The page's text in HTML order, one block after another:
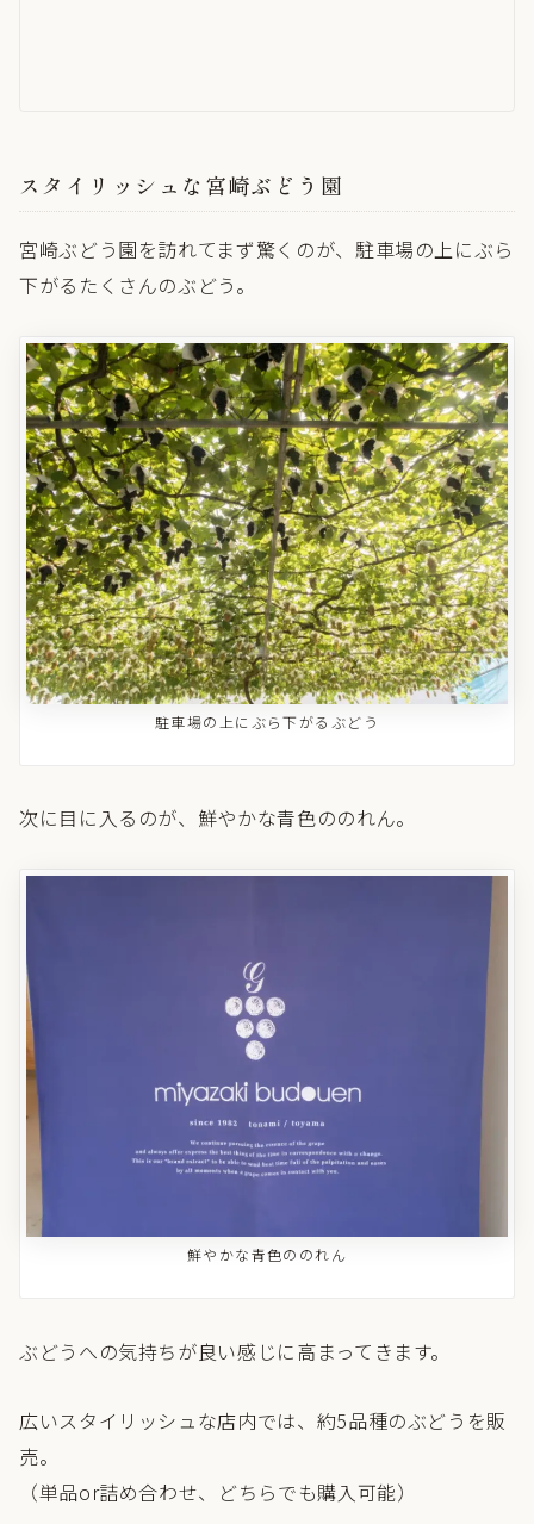
スタイリッシュな宮崎ぶどう園
宮崎ぶどう園を訪れてまず驚くのが、駐車場の上にぶら
下がるたくさんのぶどう。
駐車場の上にぶら下がるぶどう
次に目に入るのが、鮮やかな青色ののれん。
鮮やかな青色ののれん
ぶどうへの気持ちが良い感じに高まってきます。
広いスタイリッシュな店内では、約5品種のぶどうを販
売。
（単品or詰め合わせ、どちらでも購入可能）